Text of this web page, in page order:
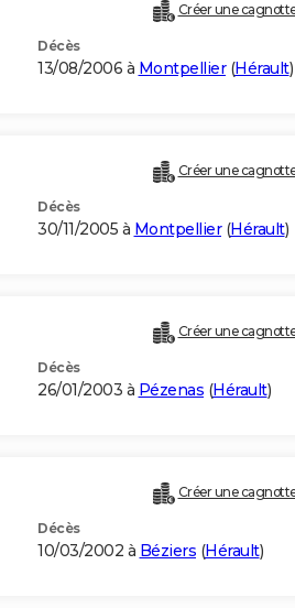
Créer une
Décès
13/08/2006 à Montpellier(Hérault)
Créer une
Décès
30/11/2005 à Montpellier(Hérault)
Créer une
Décès
26/01/2003 à Pézenas (Hérault)
Créer une
Décès
10/03/2002 à Béziers (Hérault)